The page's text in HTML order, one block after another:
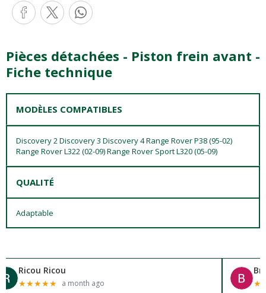
Pièces détachées - Piston frein avant -
Fiche technique
MODÈLES COMPATIBLES
Discovery 2 Discovery 3 Discovery 4 Range Rover P38 (95-02)
Range Rover L322 (02-09) Range Rover Sport L320 (05-09)
QUALITÉ
Adaptable
Ricou Ricou
★★★★★ a month ago
★